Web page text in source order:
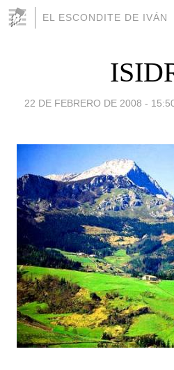
EL ESCONDITE DE IVÁN
22 DE FEBRERO DE 2008 -